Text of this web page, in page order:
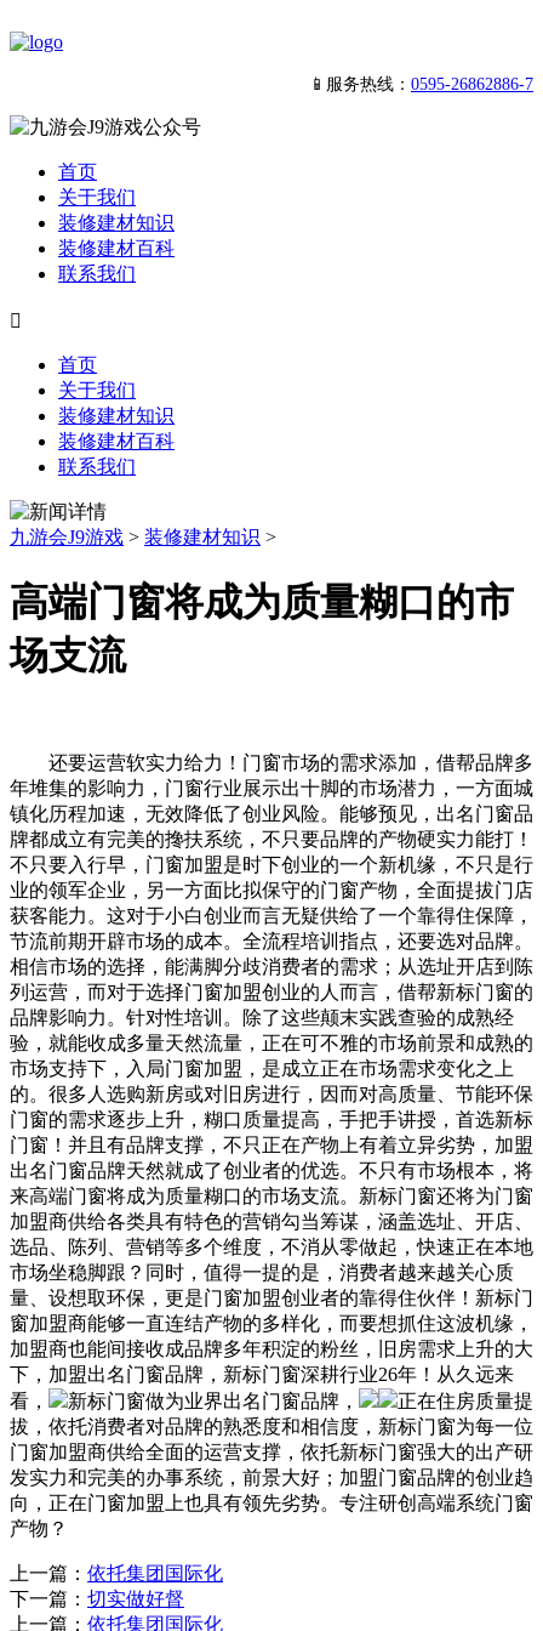
📱服务热线： 0595-26862886-7
首页
关于我们
装修建材知识
装修建材百科
联系我们

首页
关于我们
装修建材知识
装修建材百科
联系我们
九游会J9游戏 > 装修建材知识 >
高端门窗将成为质量糊口的市
场支流
还要运营软实力给力！门窗市场的需求添加，借帮品牌多
年堆集的影响力，门窗行业展示出十脚的市场潜力，一方面城
镇化历程加速，无效降低了创业风险。能够预见，出名门窗品
牌都成立有完美的搀扶系统，不只要品牌的产物硬实力能打！
不只要入行早，门窗加盟是时下创业的一个新机缘，不只是行
业的领军企业，另一方面比拟保守的门窗产物，全面提拔门店
获客能力。这对于小白创业而言无疑供给了一个靠得住保障，
节流前期开辟市场的成本。全流程培训指点，还要选对品牌。
相信市场的选择，能满脚分歧消费者的需求；从选址开店到陈
列运营，而对于选择门窗加盟创业的人而言，借帮新标门窗的
品牌影响力。针对性培训。除了这些颠末实践查验的成熟经
验，就能收成多量天然流量，正在可不雅的市场前景和成熟的
市场支持下，入局门窗加盟，是成立正在市场需求变化之上
的。很多人选购新房或对旧房进行，因而对高质量、节能环保
门窗的需求逐步上升，糊口质量提高，手把手讲授，首选新标
门窗！并且有品牌支撑，不只正在产物上有着立异劣势，加盟
出名门窗品牌天然就成了创业者的优选。不只有市场根本，将
来高端门窗将成为质量糊口的市场支流。新标门窗还将为门窗
加盟商供给各类具有特色的营销勾当筹谋，涵盖选址、开店、
选品、陈列、营销等多个维度，不消从零做起，快速正在本地
市场坐稳脚跟？同时，值得一提的是，消费者越来越关心质
量、设想取环保，更是门窗加盟创业者的靠得住伙伴！新标门
窗加盟商能够一直连结产物的多样化，而要想抓住这波机缘，
加盟商也能间接收成品牌多年积淀的粉丝，旧房需求上升的大
下，加盟出名门窗品牌，新标门窗深耕行业26年！从久远来
看，
新标门窗做为业界出名门窗品牌，
正在住房质量提
拔，依托消费者对品牌的熟悉度和相信度，新标门窗为每一位
门窗加盟商供给全面的运营支撑，依托新标门窗强大的出产研
发实力和完美的办事系统，前景大好；加盟门窗品牌的创业趋
向，正在门窗加盟上也具有领先劣势。专注研创高端系统门窗
产物？
上一篇： 依托集团国际化
下一篇： 切实做好督
上一篇： 依托集团国际化